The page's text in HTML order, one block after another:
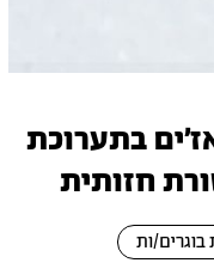
בתערוכת
חזותית
בוגרים/ות